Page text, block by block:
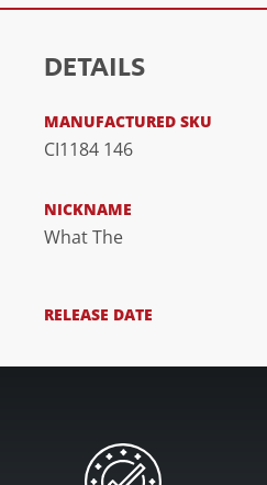
DETAILS
MANUFACTURED SKU
CI1184 146
NICKNAME
What The
RELEASE DATE